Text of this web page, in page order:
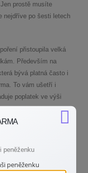
prostě musíte
nejdříve po šesti letech
přistoupila velká
Především na
bývá platná často i
To vám ušetří i
poplatek ve výši
k tomu
tisíc korun, můžete
peněženku